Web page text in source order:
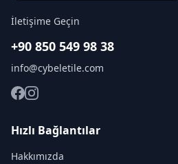
İletişime Geçin
+90 850 549 98 38
info@cybeletile.com
Hızlı Bağlantılar
Hakkımızda